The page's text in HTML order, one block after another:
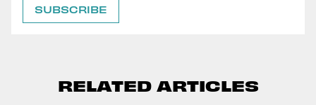
RELATED ARTICLES